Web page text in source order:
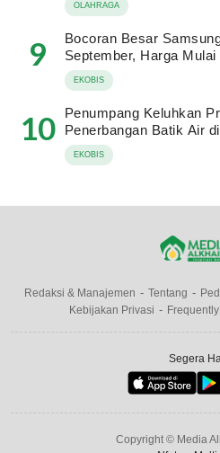
OLAHRAGA
9
Bocoran Besar
September, Harga Mulai
EKOBIS
10
Penumpang Keluhkan
Penerbangan Batik Air
EKOBIS
Redaksi & Manajemen Tentang
Kebijakan Privasi
Segera
Copyright © Media